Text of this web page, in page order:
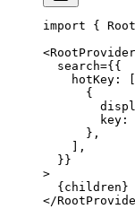
import {
<RootProvider
  search
={{
    hotKey: [
      {
        key:
      },
    ],
  }}
>
  {children}
</